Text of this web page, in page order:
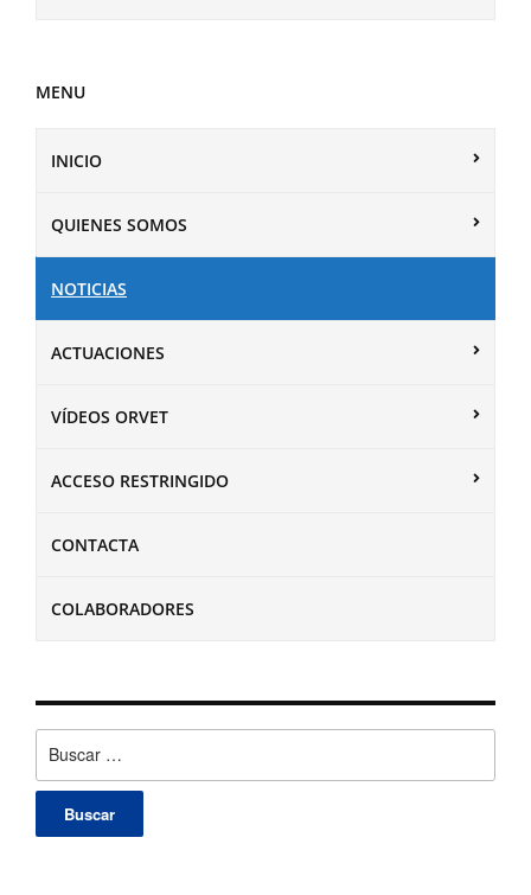
MENU
INICIO
QUIENES SOMOS
NOTICIAS
ACTUACIONES
VÍDEOS ORVET
ACCESO RESTRINGIDO
CONTACTA
COLABORADORES